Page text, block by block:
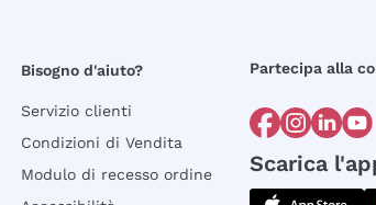
Bisogno d'aiuto?
Servizio clienti
Condizioni di Vendita
Modulo di recesso ordine
Partecipa alla
Scarica